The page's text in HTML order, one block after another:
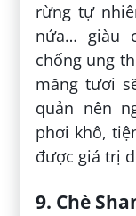
rừng tự
nứa… giàu
chống ung
măng tươi
quản nên
phơi khô,
được giá trị
9. Chè